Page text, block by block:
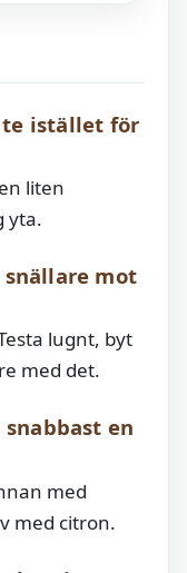
te istället för
liten
yta.
mot
lugnt, byt
med det.
en
med
med citron.